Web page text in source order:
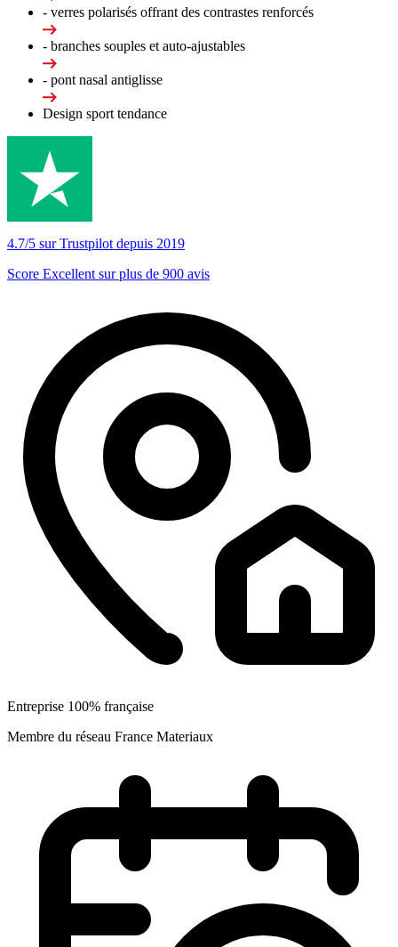
- verres polarisés offrant des contrastes renforcés
- branches souples et auto-ajustables
- pont nasal antiglisse
Design sport tendance
4.7/5 sur Trustpilot depuis 2019
Score Excellent sur plus de 900 avis
Entreprise 100% française
Membre du réseau France Materiaux